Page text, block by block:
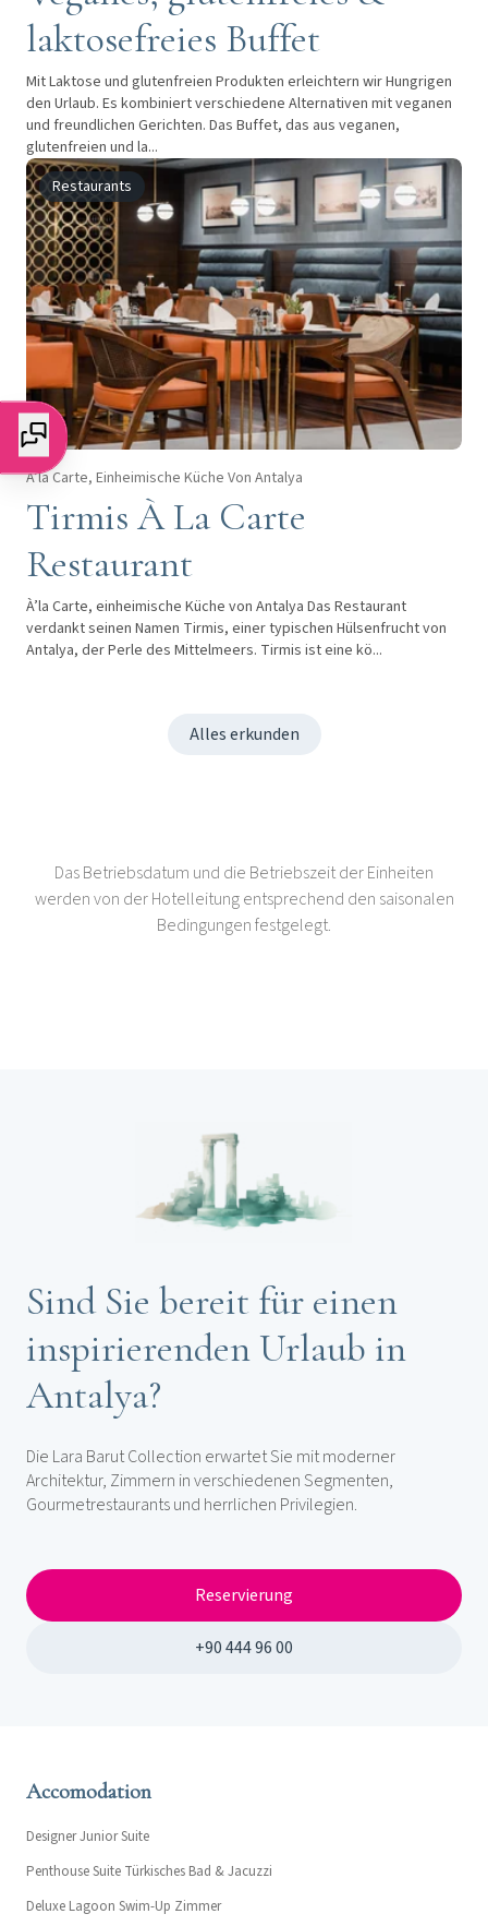
laktosefreies Buffet
Mit Laktose und glutenfreien Produkten erleichtern wir Hungrigen
den Urlaub. Es kombiniert verschiedene Alternativen mit veganen
und freundlichen Gerichten. Das Buffet, das aus veganen,
glutenfreien und la...
Restaurants
À’la Carte, Einheimische Küche Von Antalya
Tirmis À La Carte
Restaurant
À’la Carte, einheimische Küche von Antalya Das Restaurant
verdankt seinen Namen Tirmis, einer typischen Hülsenfrucht von
Antalya, der Perle des Mittelmeers. Tirmis ist eine kö...
Alles erkunden
Das Betriebsdatum und die Betriebszeit der Einheiten
werden von der Hotelleitung entsprechend den saisonalen
Bedingungen festgelegt.
Sind Sie bereit für einen
inspirierenden Urlaub in
Antalya?
Die Lara Barut Collection erwartet Sie mit moderner
Architektur, Zimmern in verschiedenen Segmenten,
Gourmetrestaurants und herrlichen Privilegien.
Reservierung
+90 444 96 00
Accomodation
Designer Junior Suite
Penthouse Suite Türkisches Bad & Jacuzzi
Deluxe Lagoon Swim-Up Zimmer